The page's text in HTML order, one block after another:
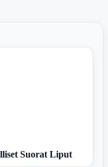
Suorat Liput